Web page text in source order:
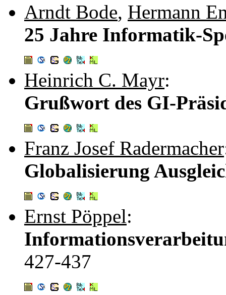
Arndt Bode, Hermann
25 Jahre Informatik-
Heinrich C. Mayr:
Grußwort des GI-
Franz Josef Radermacher
Globalisierung
Ernst Pöppel:
427-437